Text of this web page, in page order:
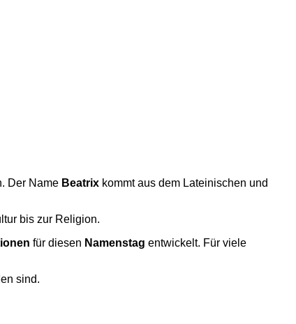
Der Name Beatrix kommt aus dem Lateinischen und
bis zur Religion.
für diesen Namenstag entwickelt. Für viele
sind.